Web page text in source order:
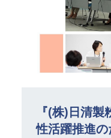
『(株)日清
性活躍推進